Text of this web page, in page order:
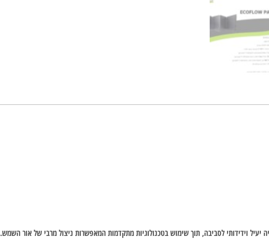
יעיל וידידותי לסביבה, תוך שימוש בטכנולוגיות מתקדמות המאפשרות ניצול מרבי של אור השמש.